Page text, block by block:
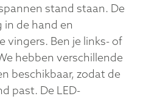
stand staan. De
de hand en
vingers. Ben je links- of
hebben verschillende
beschikbaar, zodat de
past. De LED-